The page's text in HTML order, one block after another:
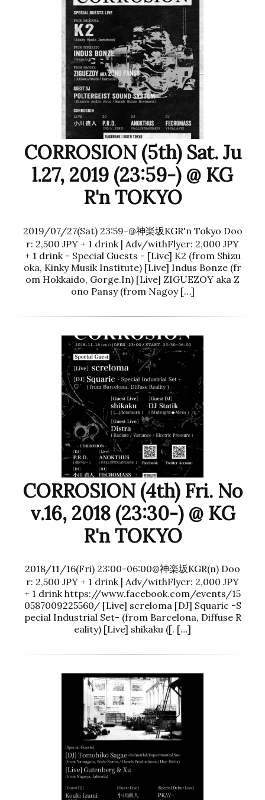
CORROSION (5th) Sat. Ju
l.27, 2019 (23:59-) @ KG
R'n TOKYO
2019/07/27(Sat) 23:59-@神楽坂KGR'n Tokyo Doo
r: 2,500 JPY + 1 drink | Adv/withFlyer: 2,000 JPY
+ 1 drink - Special Guests - [Live] K2 (from Shizu
oka, Kinky Musik Institute) [Live] Indus Bonze (fr
om Hokkaido, Gorge.In) [Live] ZIGUEZOY aka Z
ono Pansy (from Nagoy […]
CORROSION (4th) Fri. No
v.16, 2018 (23:30-) @ KG
R'n TOKYO
2018/11/16(Fri) 23:00-06:00@神楽坂KGR(n) Doo
r: 2,500 JPY + 1 drink | Adv/withFlyer: 2,000 JPY
+ 1 drink https://www.facebook.com/events/15
0587009225560/ [Live] screloma [DJ] Squaric -S
pecial Industrial Set- (from Barcelona, Diffuse R
eality) [Live] shikaku ([. […]